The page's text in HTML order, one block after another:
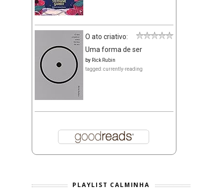
O ato criativo:
Uma forma de ser
by Rick Rubin
tagged: currently-reading
PLAYLIST CALMINHA